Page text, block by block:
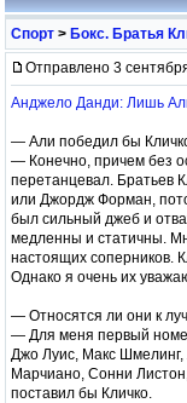
Спорт > Бокс. Братья
Отправлено 3
Анджело Данди: Лишь
— Али победил бы
— Конечно, причем без
перетанцевал. Братьев
или Джордж Форман,
был сильный джеб и
медленны и статичны.
настоящих соперников.
Однако я очень их
— Относятся ли они к
— Для меня первый
Джо Луис, Макс
Марчиано, Сонни
поставил бы Кличко.